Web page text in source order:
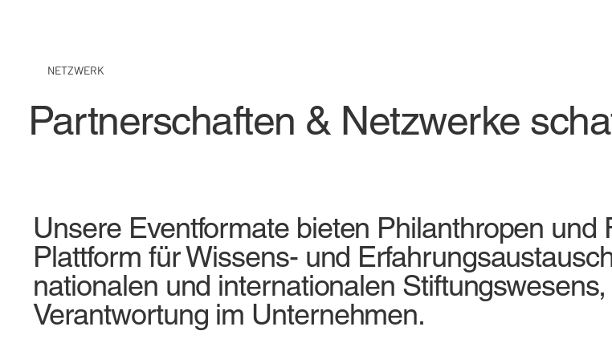
NETZWERK
Partnerschaften & Netzwerke
Unsere Eventformate bieten Philanthropen
Plattform für Wissens- und
nationalen und internationalen
Verantwortung im Unternehmen.